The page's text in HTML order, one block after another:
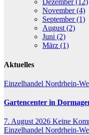
Dezember (12)
November (4)
September (1)
August (2)
Juni (2)
März (1)
Aktuelles
Einzelhandel Nordrhein-
Gartencenter in
7. August 2026 Keine
Einzelhandel Nordrhein-